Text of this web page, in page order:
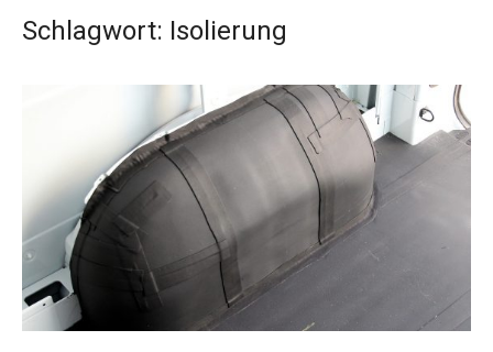
Schlagwort: Isolierung